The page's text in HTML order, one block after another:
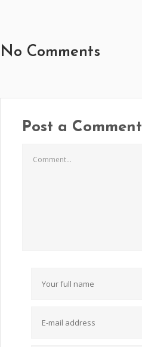
No Comments
Post a Comment